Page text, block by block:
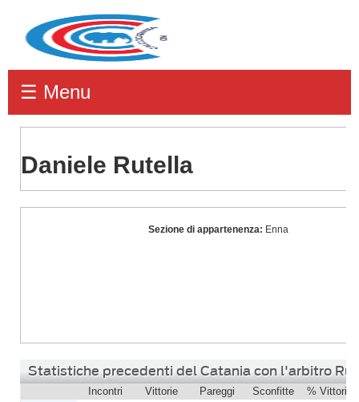
☰ Menu
Daniele Rutella
Rutella
Sezione di appartenenza: Enna
Statistiche precedenti del Catania con l'arbitro
Incontri Vittorie Pareggi Sconfitte % Vittorie